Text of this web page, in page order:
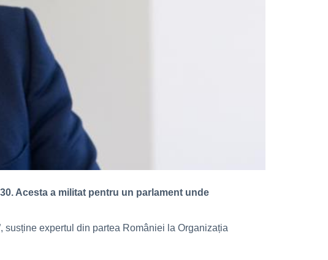
Acesta a militat pentru un parlament unde
susține expertul din partea României la Organizația